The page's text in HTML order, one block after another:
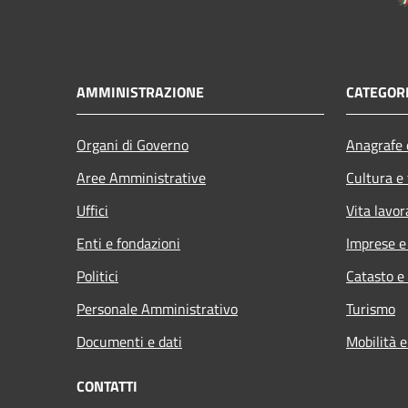
AMMINISTRAZIONE
Organi di Governo
Aree Amministrative
Uffici
Enti e fondazioni
Politici
Personale Amministrativo
Documenti e dati
Cultura
Vita
Imprese
Catasto
Turismo
Mobilità
CONTATTI